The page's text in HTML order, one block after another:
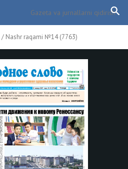
/ Nashr raqami №14 (7763)